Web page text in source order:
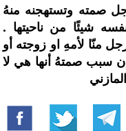
صمته وتستهجنه منهُ
شيئًا من ناحيتها .
منّا لأمهِ او زوجته أو
سبب صمتهُ أنها هي لا